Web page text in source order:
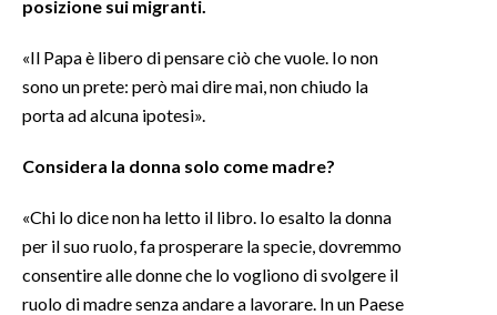
posizione sui migranti.
«Il Papa è libero di pensare ciò che vuole. Io non
sono un prete: però mai dire mai, non chiudo la
porta ad alcuna ipotesi».
Considera la donna solo come madre?
«Chi lo dice non ha letto il libro. Io esalto la donna
per il suo ruolo, fa prosperare la specie, dovremmo
consentire alle donne che lo vogliono di svolgere il
ruolo di madre senza andare a lavorare. In un Paese